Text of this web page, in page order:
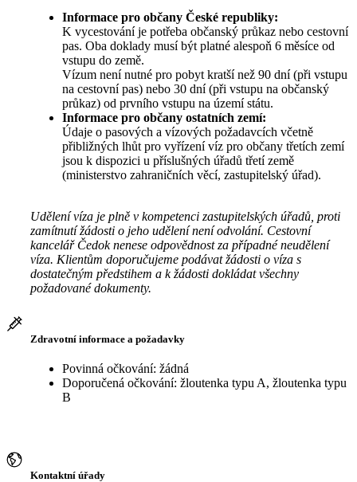
Informace pro občany České republiky:
K vycestování je potřeba občanský průkaz nebo cestovní
pas. Oba doklady musí být platné alespoň 6 měsíce od
vstupu do země.
Vízum není nutné pro pobyt kratší než 90 dní (při vstupu
na cestovní pas) nebo 30 dní (při vstupu na občanský
průkaz) od prvního vstupu na území státu.
Informace pro občany ostatních zemí:
Údaje o pasových a vízových požadavcích včetně
přibližných lhůt pro vyřízení víz pro občany třetích zemí
jsou k dispozici u příslušných úřadů třetí země
(ministerstvo zahraničních věcí, zastupitelský úřad).
Udělení víza je plně v kompetenci zastupitelských úřadů, proti
zamítnutí žádosti o jeho udělení není odvolání. Cestovní
kancelář Čedok nenese odpovědnost za případné neudělení
víza. Klientům doporučujeme podávat žádosti o víza s
dostatečným předstihem a k žádosti dokládat všechny
požadované dokumenty.
Zdravotní informace a požadavky
Povinná očkování: žádná
Doporučená očkování: žloutenka typu A, žloutenka typu
B
Kontaktní úřady